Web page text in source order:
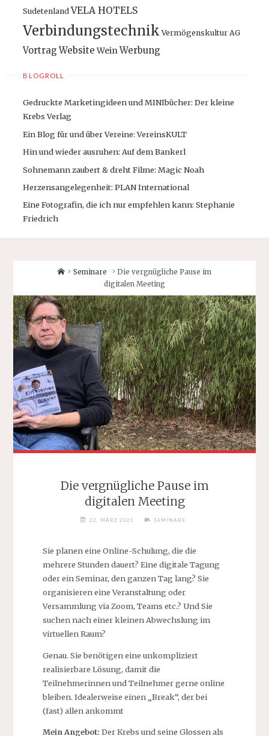
Sudetenland VELA HOTELS
Verbindungstechnik Vermögenskultur AG
Vortrag Website WeinWerbung
BLOGROLL
Gedruckte Marketingideen und MINIbücher: Der kleine
Krebs Verlag
Ein Blog für und über Vereine: VereinsKULT
Hin und wieder ausruhen: Auf dem Bankerl
Sohnemann zaubert & dreht Filme: Magic Noah
Herzensangelegenheit: PLAN International
Eine Fotografin, die ich nur empfehlen kann: Stephanie
Friedrich
HomeSeminare
Die vergnügliche Pause im
digitalen Meeting
Die vergnügliche Pause im
digitalen Meeting
22. MÄRZ 2021 SEMINARE
Sie planen eine Online-Schulung, die die
mehrere Stunden dauert? Eine digitale Tagung
oder ein Seminar, den ganzen Tag lang? Sie
organisieren eine Veranstaltung oder
Versammlung via Zoom, Teams etc.? Und Sie
suchen nach einer kleinen Abwechslung im
virtuellen Raum?
Genau. Sie benötigen eine unkompliziert
realisierbare Lösung, damit die
Teilnehmerinnen und Teilnehmer gerne online
bleiben. Idealerweise einen „Break“, der bei
(fast) allen ankommt
Mein Angebot: Der Krebs und seine Glossen als